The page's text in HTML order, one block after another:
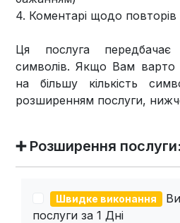
4. Коментарі щодо
Ця послуга передбачає
символів. Якщо Вам варто
на більшу кількість
розширенням послуги,
➕ Розширення послуги:
Швидке виконання
послуги за 1 Дні